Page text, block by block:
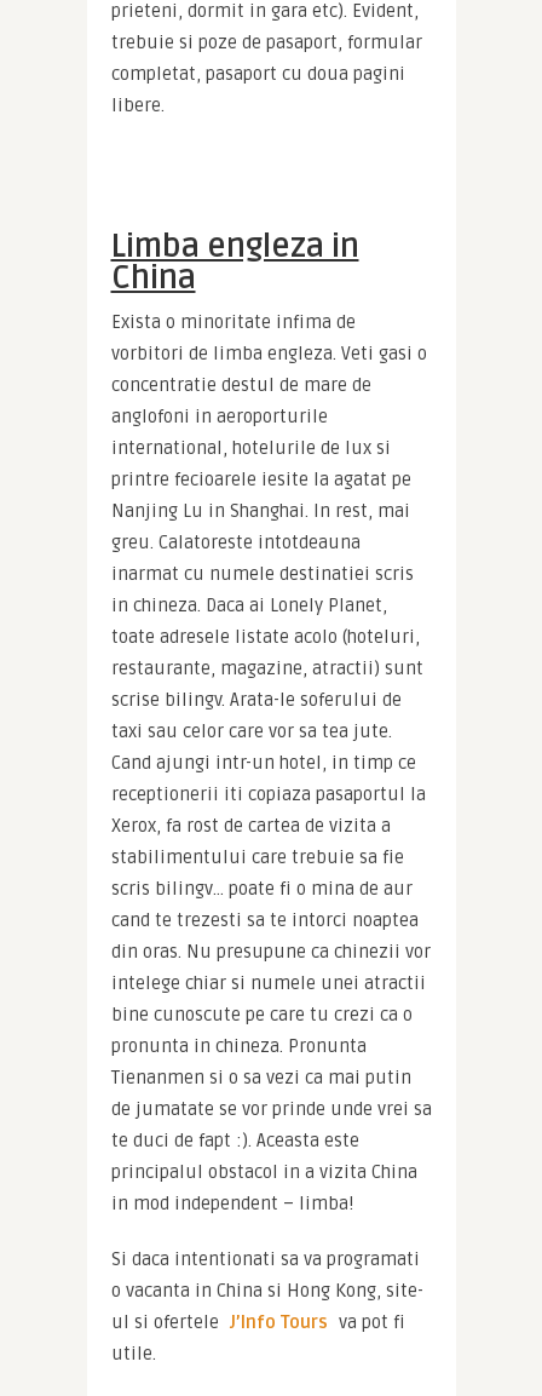
prieteni, dormit in gara etc). Evident,
trebuie si poze de pasaport, formular
completat, pasaport cu doua pagini
libere.
Limba engleza in
China
Exista o minoritate infima de
vorbitori de limba engleza. Veti gasi o
concentratie destul de mare de
anglofoni in aeroporturile
international, hotelurile de lux si
printre fecioarele iesite la agatat pe
Nanjing Lu in Shanghai. In rest, mai
greu. Calatoreste intotdeauna
inarmat cu numele destinatiei scris
in chineza. Daca ai Lonely Planet,
toate adresele listate acolo (hoteluri,
restaurante, magazine, atractii) sunt
scrise bilingv. Arata-le soferului de
taxi sau celor care vor sa tea jute.
Cand ajungi intr-un hotel, in timp ce
receptionerii iti copiaza pasaportul la
Xerox, fa rost de cartea de vizita a
stabilimentului care trebuie sa fie
scris bilingv… poate fi o mina de aur
cand te trezesti sa te intorci noaptea
din oras. Nu presupune ca chinezii vor
intelege chiar si numele unei atractii
bine cunoscute pe care tu crezi ca o
pronunta in chineza. Pronunta
Tienanmen si o sa vezi ca mai putin
de jumatate se vor prinde unde vrei sa
te duci de fapt :). Aceasta este
principalul obstacol in a vizita China
in mod independent – limba!
Si daca intentionati sa va programati
o vacanta in China si Hong Kong, site-
ul si ofertele J’Info Tours va pot fi
utile.